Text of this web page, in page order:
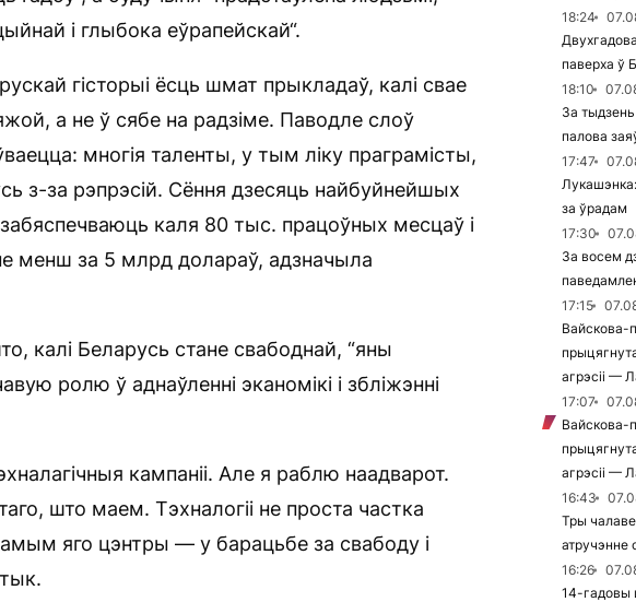
і глыбока еўрапейскай“.
гісторыі ёсць шмат прыкладаў, калі свае
а не ў сябе на радзіме. Паводле слоў
многія таленты, у тым ліку праграмісты,
з-за рэпрэсій. Сёння дзесяць найбуйнейшых
каля 80 тыс. працоўных месцаў і
менш за 5 млрд долараў, адзначыла
калі Беларусь стане свабоднай, “яны
ролю ў аднаўленні эканомікі і збліжэнні
кампаніі. Але я раблю наадварот.
што маем. Тэхналогіі не проста частка
яго цэнтры — у барацьбе за свабоду і
18:24
паверха ў
18:10
За
палова
17:47
за ўрадам
17:30
За восем
17:15
Вайскова-
агрэсіі —
17:07
Вайскова-
агрэсіі —
16:43
Тры
атручэнне
16:26
14-гадовы